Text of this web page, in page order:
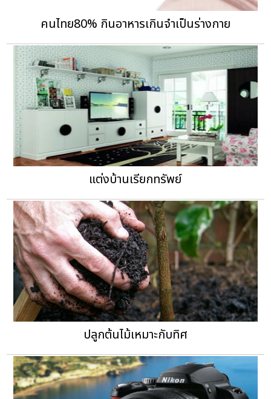
คนไทย80% กินอาหารเกินจำเป็นร่างกาย
แต่งบ้านเรียกทรัพย์
ปลูกต้นไม้เหมาะกับทิศ